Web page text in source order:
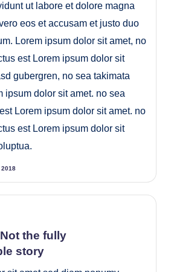
ut labore et dolore magna
eos et accusam et justo duo
Lorem ipsum dolor sit amet, no
est Lorem ipsum dolor sit
gubergren, no sea takimata
ipsum dolor sit amet. no sea
Lorem ipsum dolor sit amet. no
est Lorem ipsum dolor sit
the fully
story